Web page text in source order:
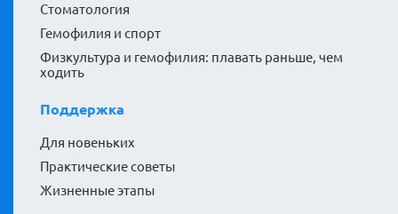
Стоматология
Гемофилия и спорт
Физкультура и гемофилия: плавать раньше, чем
ходить
Поддержка
Для новеньких
Практические советы
Жизненные этапы